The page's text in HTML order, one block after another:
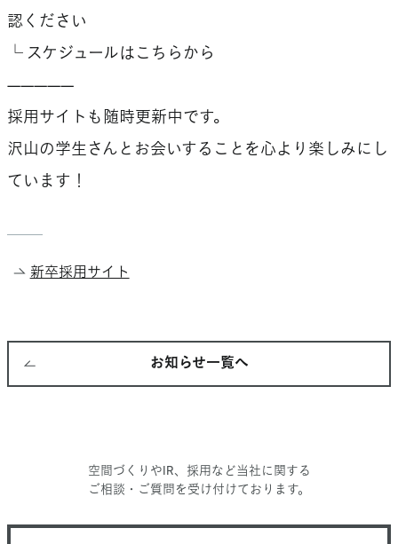
認ください
└ スケジュールはこちらから
—————
採用サイトも随時更新中です。
沢山の学生さんとお会いすることを心より楽しみにし
ています！
新卒採用サイト
お知らせ一覧へ
空間づくりやIR、採用など当社に関する
ご相談・ご質問を受け付けております。